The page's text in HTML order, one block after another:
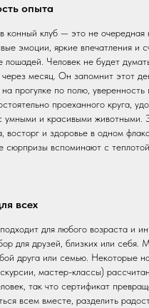
опыта
конный клуб — это не очередная
эмоции, яркие впечатления и
лошадей. Человек не будет
месяц. Он запомнит этот
прогулке по полю, уверенность
проеханного круга,
умными и красивыми животными.
восторг и здоровье в одном
сюрпризы вспоминают с
всех
для любого возраста и
для друзей, близких или себя.
друга или семью. Некоторые
мастер-классы)
так что сертификат
всем вместе, разделить